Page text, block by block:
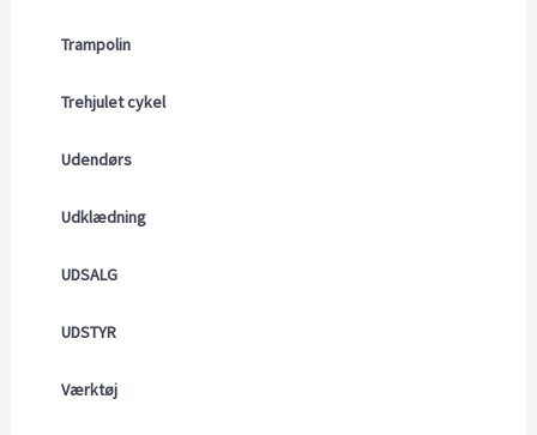
Trampolin
Trehjulet cykel
Udendørs
Udklædning
UDSALG
UDSTYR
Værktøj